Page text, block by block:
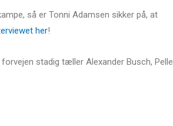
så er Tonni Adamsen sikker på, at
her!
stadig tæller Alexander Busch, Pelle